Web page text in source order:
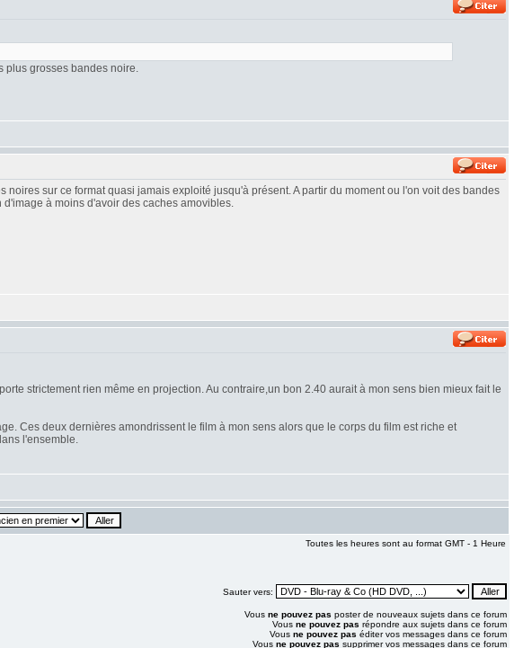
plus grosses bandes noire.
sur ce format quasi jamais exploité jusqu'à présent. A partir du moment ou l'on voit des bandes
à moins d'avoir des caches amovibles.
strictement rien même en projection. Au contraire,un bon 2.40 aurait à mon sens bien mieux fait le
Ces deux dernières amondrissent le film à mon sens alors que le corps du film est riche et
l'ensemble.
Toutes les heures sont au format GMT - 1 Heure
Sauter vers:
Vous ne pouvez pas poster de nouveaux sujets dans ce forum
Vous ne pouvez pas répondre aux sujets dans ce forum
Vous ne pouvez pas éditer vos messages dans ce forum
Vous ne pouvez pas supprimer vos messages dans ce forum